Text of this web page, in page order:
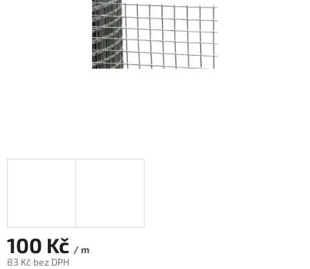
100 Kč / m
83 Kč bez DPH